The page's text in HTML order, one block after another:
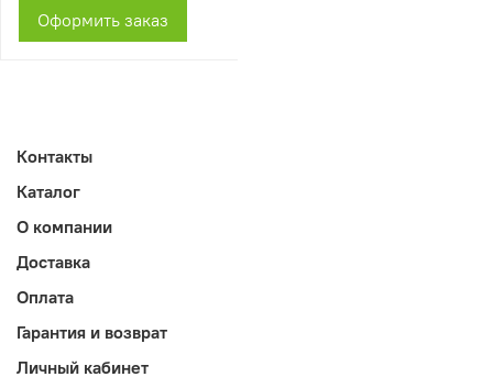
Оформить заказ
Контакты
Каталог
О компании
Доставка
Оплата
Гарантия и возврат
Личный кабинет